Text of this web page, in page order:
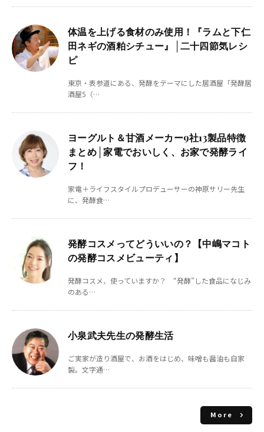
体温を上げる食材のみ使用！『ラムと下仁
田ネギの酒粕シチュー』│二十四節気レシ
ピ
東京・表参道にある、発酵をテーマにした居酒屋「発酵居
酒屋5（…
ヨーグルト＆甘酒メーカー9社13製品特徴
まとめ│家電でおいしく、お家で発酵ライ
フ！
家電＋ライフスタイルプロデューサーの神原サリー先生
に、発酵食…
発酵コスメってどういいの？【中嶋マコト
の発酵コスメビューティ】
発酵コスメ、使っていますか？ “発酵”した食品になじみ
のある…
小泉武夫先生の発酵生活
ご実家が造り酒屋で、お酒をはじめ、味噌も醤油も自家
製。文字通…
More